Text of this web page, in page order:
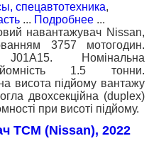
спецавтотехника,
... Подробнее ...
навантажувач Nissan,
3757 мотогодин.
Номiнальна
1.5 тонни.
висота підйому вантажу
двохсекційна (duplex)
при висоті підйому.
TCM (Nissan), 2022